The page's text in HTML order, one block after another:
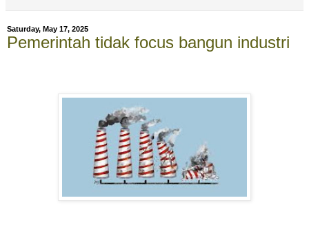
Saturday, May 17, 2025
Pemerintah tidak focus bangun industri